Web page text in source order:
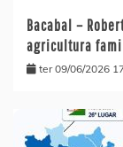
Bacabal –
agricultura
ter 09/06/2026